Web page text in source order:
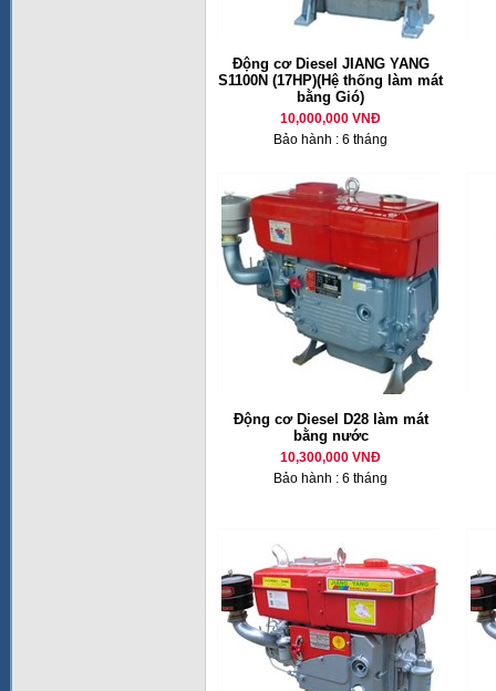
Động cơ Diesel JIANG YANG
S1100N (17HP)(Hệ thống làm mát
bằng Gió)
10,000,000 VNĐ
Bảo hành : 6 tháng
Động cơ Diesel D28 làm mát
bằng nước
10,300,000 VNĐ
Bảo hành : 6 tháng